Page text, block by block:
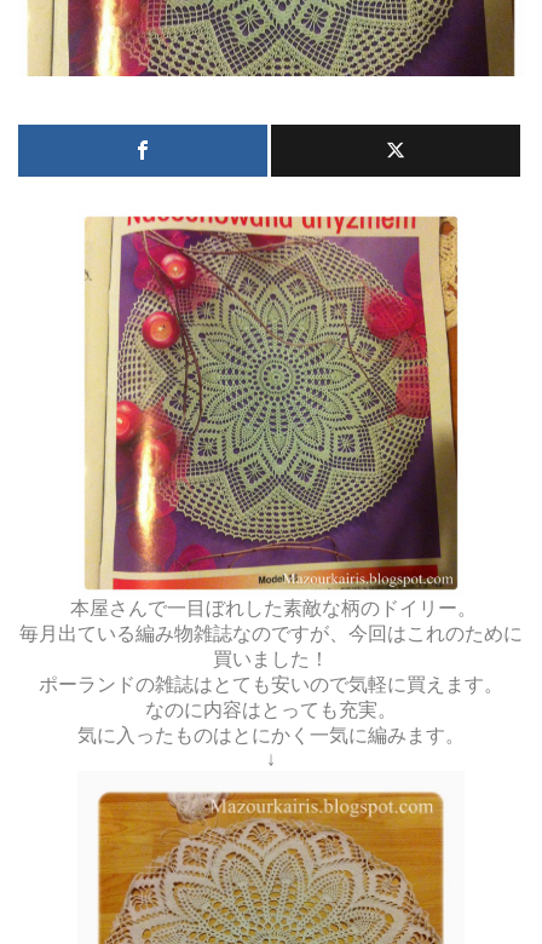
本屋さんで一目ぼれした素敵な柄のドイリー。
毎月出ている編み物雑誌なのですが、今回はこれのために
買いました！
ポーランドの雑誌はとても安いので気軽に買えます。
なのに内容はとっても充実。
気に入ったものはとにかく一気に編みます。
↓